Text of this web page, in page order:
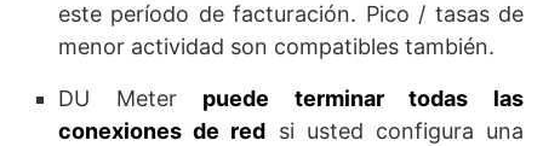
este período de facturación. Pico / tasas de
menor actividad son compatibles también.
DU Meter puede terminar todas las
conexiones de red si usted configura una